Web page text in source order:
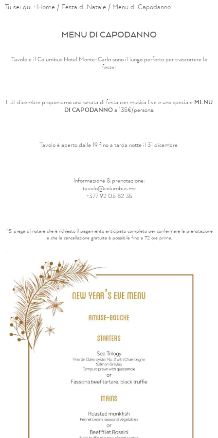
Tu sei qui : Home / Festa di Natale / Menu di Capodanno
MENU DI CAPODANNO
Tavolo e il Columbus Hotel Monte-Carlo sono il luogo perfetto per trascorrere le
feste!
Il 31 dicembre proponiamo una serata di festa con musica live e uno speciale MENU
DI CAPODANNOa 135€/persona.
Tavolo è aperto dalle 19 fino a tarda notte il 31 dicembre.
Informazione & prenotazione:
tavolo@columbus.mc
+377 92 05 82 35
*Si prega di notare che è richiesto il pagamento anticipato completo per confermare la prenotazione
e che la cancellazione gratuita è possibile fino a 72 ore prima.